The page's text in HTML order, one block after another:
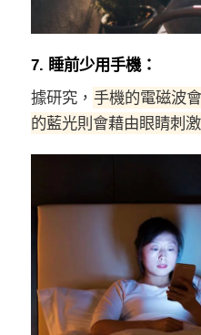
7. 睡前少用手機：
據研究， 手機的電磁波
的藍光則會藉由眼睛刺